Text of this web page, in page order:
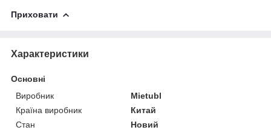
Приховати
Характеристики
Основні
Виробник
Mietubl
Країна виробник
Китай
Стан
Новий